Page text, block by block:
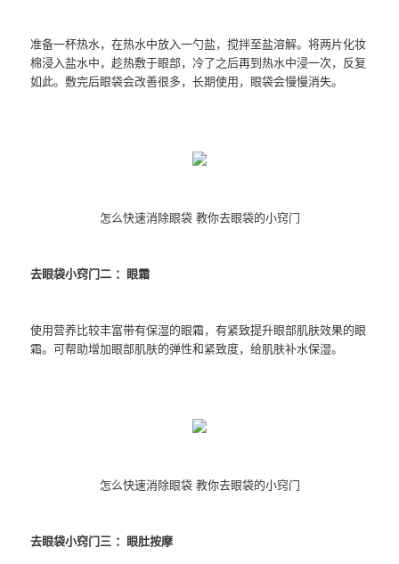
准备一杯热水，在热水中放入一勺盐，搅拌至盐溶解。将两片化妆
棉浸入盐水中，趁热敷于眼部，冷了之后再到热水中浸一次，反复
如此。敷完后眼袋会改善很多，长期使用，眼袋会慢慢消失。
怎么快速消除眼袋 教你去眼袋的小窍门
去眼袋小窍门二 ：眼霜
使用营养比较丰富带有保湿的眼霜，有紧致提升眼部肌肤效果的眼
霜。可帮助增加眼部肌肤的弹性和紧致度，给肌肤补水保湿。
怎么快速消除眼袋 教你去眼袋的小窍门
去眼袋小窍门三 ：眼肚按摩